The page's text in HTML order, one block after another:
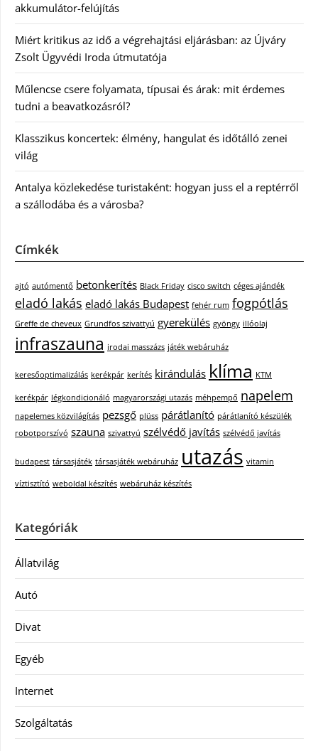
akkumulátor-felújítás
Miért kritikus az idő a végrehajtási eljárásban: az Újváry
Zsolt Ügyvédi Iroda útmutatója
Műlencse csere folyamata, típusai és árak: mit érdemes
tudni a beavatkozásról?
Klasszikus koncertek: élmény, hangulat és időtálló zenei
világ
Antalya közlekedése turistaként: hogyan juss el a reptérről
a szállodába és a városba?
Címkék
ajtó autómentő betonkerítés Black Friday cisco switch céges ajándék
eladó lakás eladó lakás Budapest fehér rum fogpótlás
Greffe de cheveux Grundfos szivattyú gyerekülés gyöngy illóolaj
infraszauna irodai masszázs játék webáruház
keresőoptimalizálás kerékpár kerítés kirándulás klíma KTM
kerékpár légkondicionáló magyarországi utazás méhpempő napelem
napelemes közvilágítás pezsgő plüss párátlanító párátlanító készülék
robotporszívó szauna szivattyú szélvédő javítás szélvédő javítás
budapest társasjáték társasjáték webáruház utazás vitamin
víztisztító weboldal készítés webáruház készítés
Kategóriák
Állatvilág
Autó
Divat
Egyéb
Internet
Szolgáltatás